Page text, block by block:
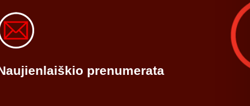
prenumerata